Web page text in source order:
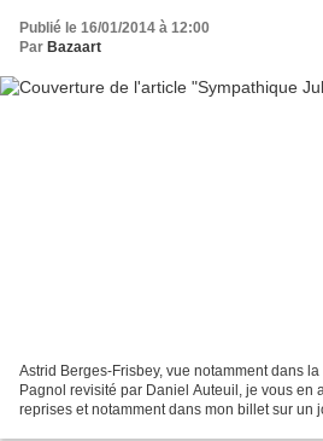
Publié le 16/01/2014 à 12:00
Par Bazaart
Astrid Berges-Frisbey, vue notamment dans
Pagnol revisité par Daniel Auteuil, je vous en
reprises et notamment dans mon billet sur un